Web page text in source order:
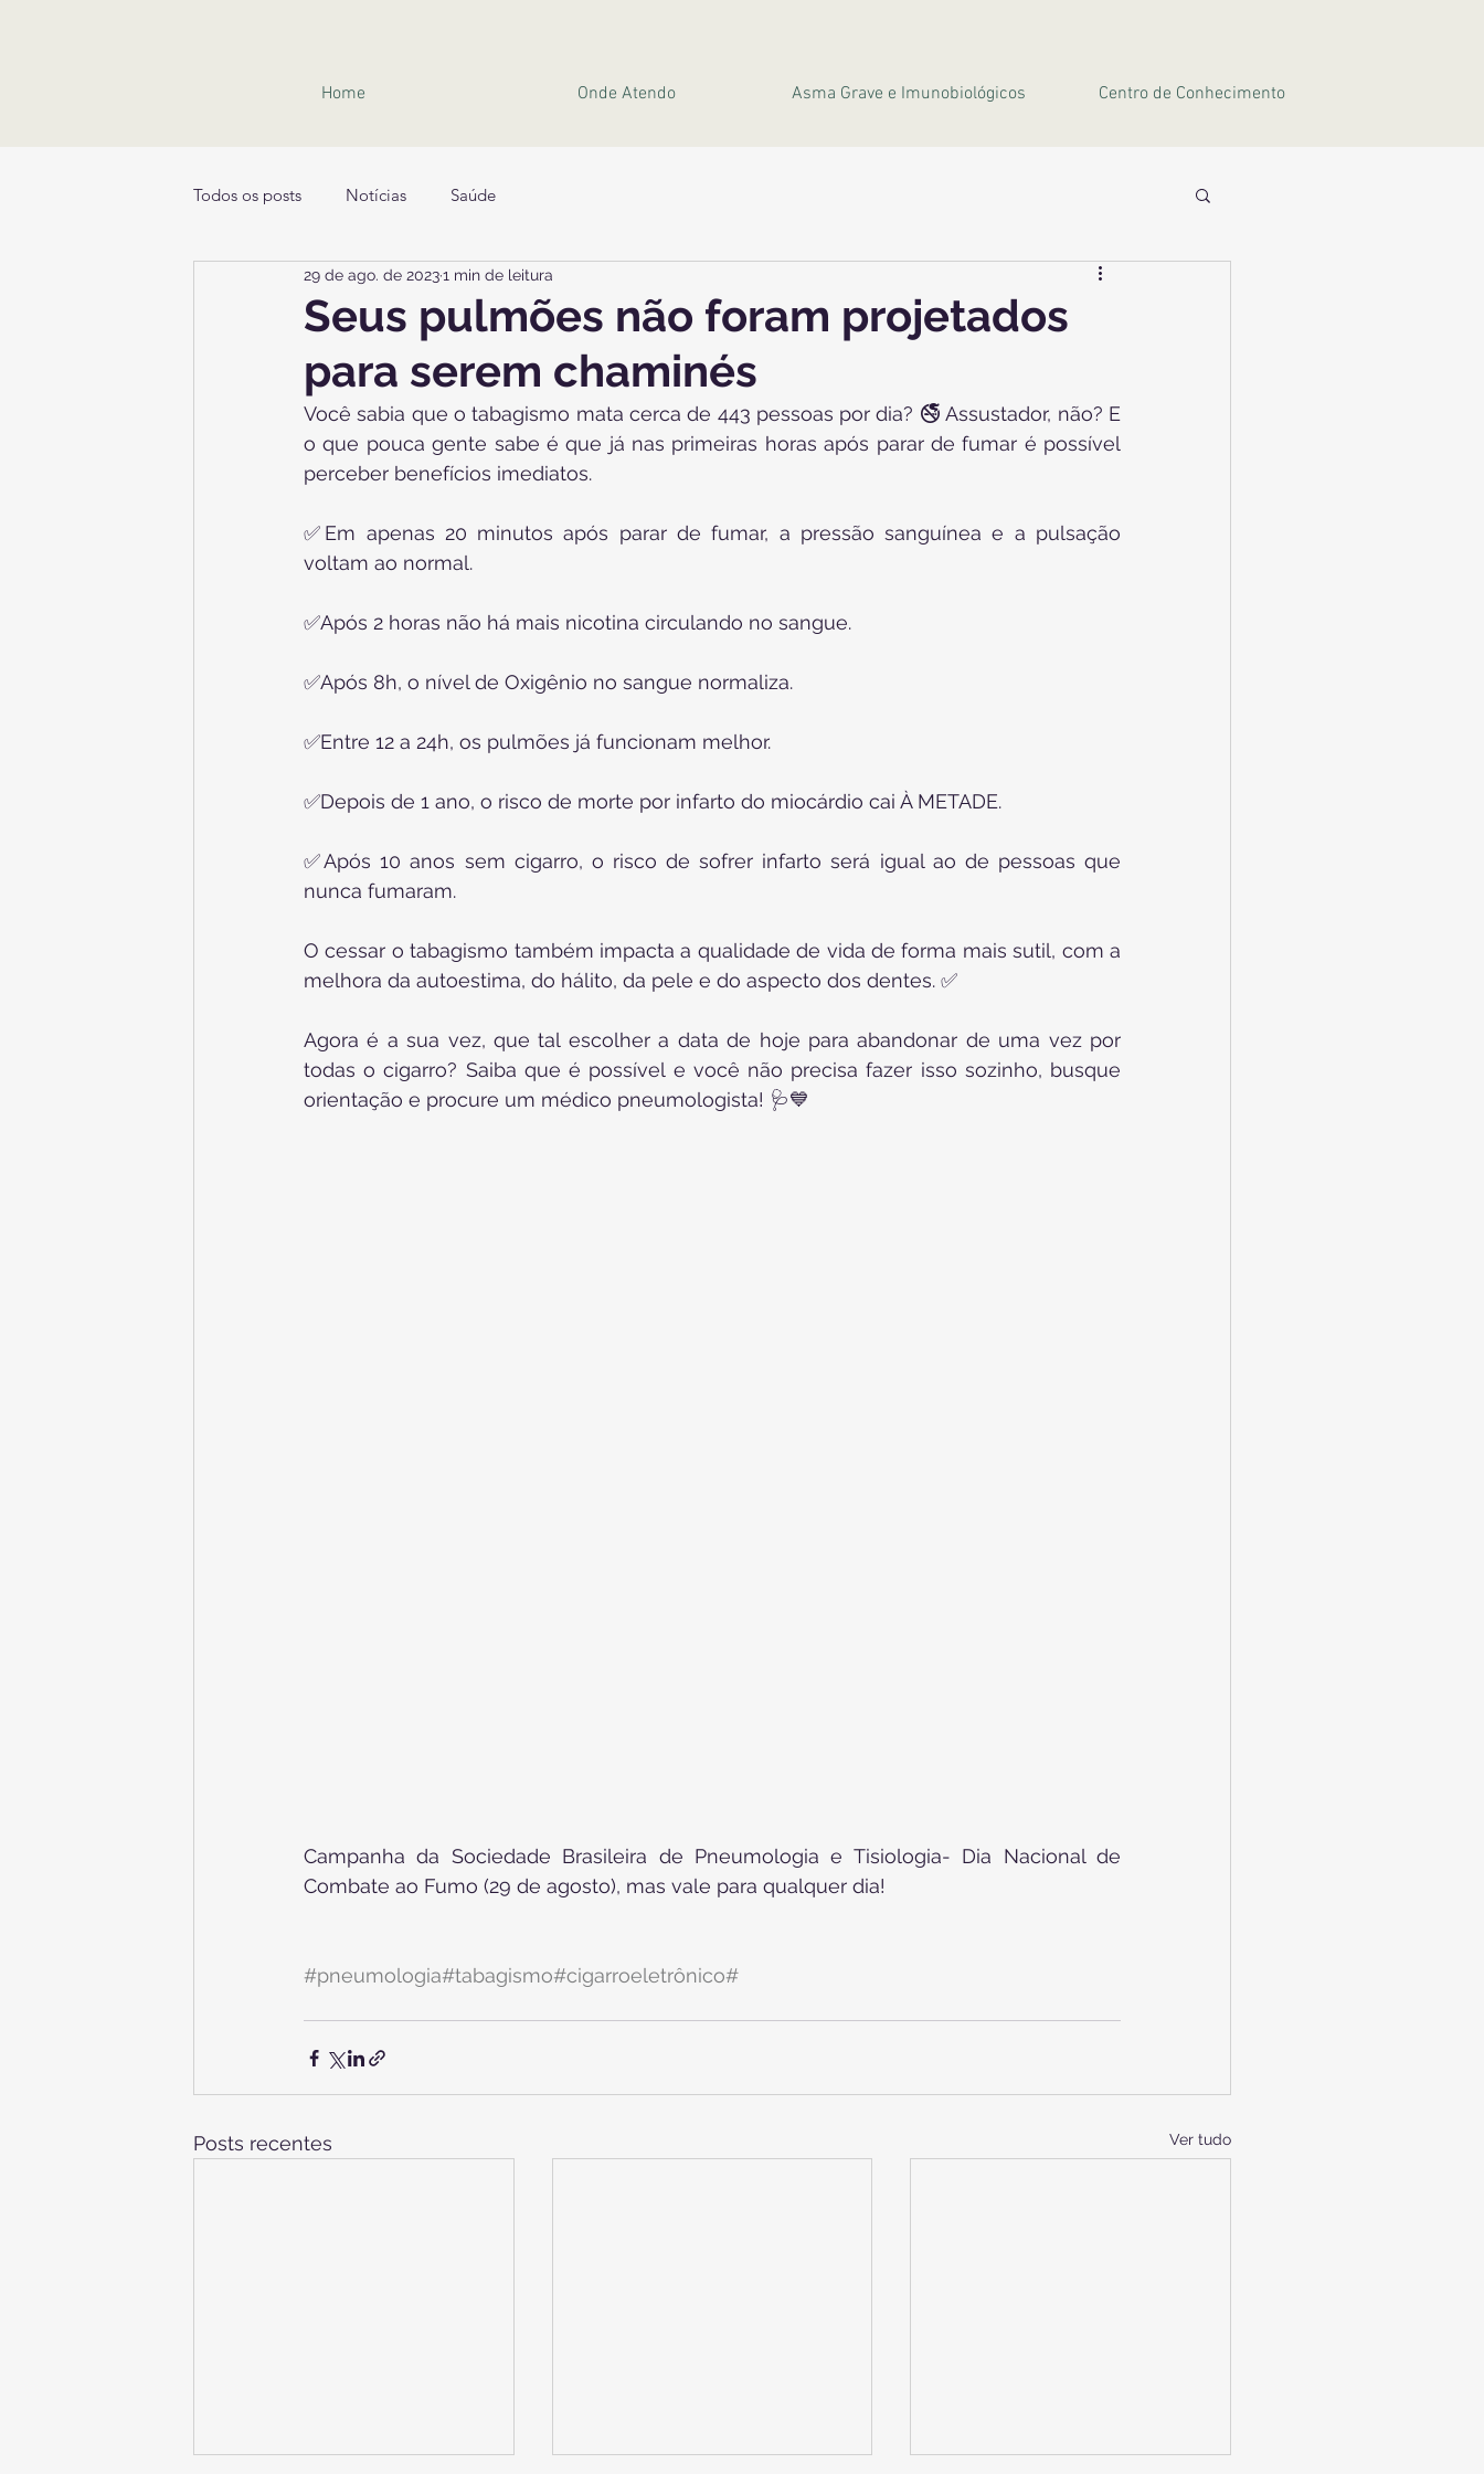
Home Onde Atendo Asma Grave e Imunobiológicos Centro de Conhecimento
Todos os posts Notícias Saúde
Seus pulmões não foram projetados
para serem chaminés
29 de ago. de 20231 min de leitura
Você sabia que o tabagismo mata cerca de 443 pessoas por dia? 🚭 Assustador, não? E
o que pouca gente sabe é que já nas primeiras horas após parar de fumar é possível
perceber benefícios imediatos.
✅Em apenas 20 minutos após parar de fumar, a pressão sanguínea e a pulsação
voltam ao normal.
✅Após 2 horas não há mais nicotina circulando no sangue.
✅Após 8h, o nível de Oxigênio no sangue normaliza.
✅Entre 12 a 24h, os pulmões já funcionam melhor.
✅Depois de 1 ano, o risco de morte por infarto do miocárdio cai À METADE.
✅Após 10 anos sem cigarro, o risco de sofrer infarto será igual ao de pessoas que
nunca fumaram.
O cessar o tabagismo também impacta a qualidade de vida de forma mais sutil, com a
melhora da autoestima, do hálito, da pele e do aspecto dos dentes. ✅
Agora é a sua vez, que tal escolher a data de hoje para abandonar de uma vez por
todas o cigarro? Saiba que é possível e você não precisa fazer isso sozinho, busque
orientação e procure um médico pneumologista! 🩺💙
Campanha da Sociedade Brasileira de Pneumologia e Tisiologia- Dia Nacional de
Combate ao Fumo (29 de agosto), mas vale para qualquer dia!
#pneumologia#tabagismo#cigarroeletrônico#
Posts recentes Ver tudo